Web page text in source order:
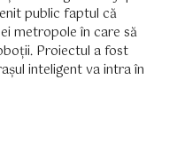
public faptul că
metropole în care să
Proiectul a fost
inteligent va intra în